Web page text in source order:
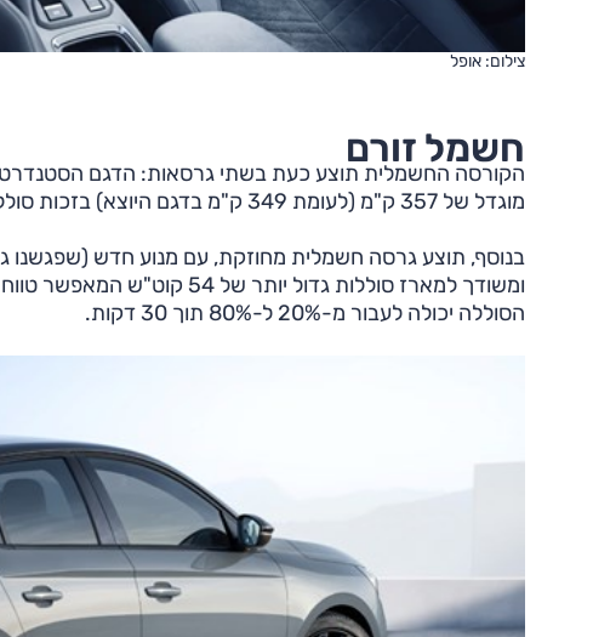
צילום: אופל
חשמל זורם
מוגדל של 357 ק"מ (לעומת 349 ק"מ בדגם היוצא) בזכות סוללה יעילה יותר.
הסוללה יכולה לעבור מ-20% ל-80% תוך 30 דקות.